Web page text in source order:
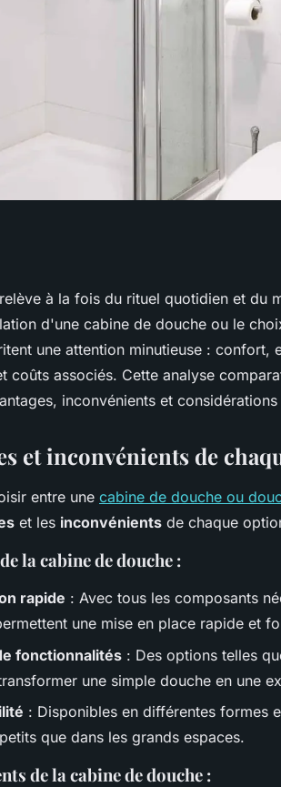
douche
à la fois du rituel quotidien et du
d'une cabine de douche ou le
une attention minutieuse : confort,
coûts associés. Cette analyse
inconvénients et
et inconvénients de
entre une cabine de douche ou
et les inconvénients de chaque
la cabine de douche :
rapide : Avec tous les composants
une mise en place rapide et
fonctionnalités : Des options telles
une simple douche en une
: Disponibles en différentes formes
que dans les grands espaces.
de la cabine de douche :